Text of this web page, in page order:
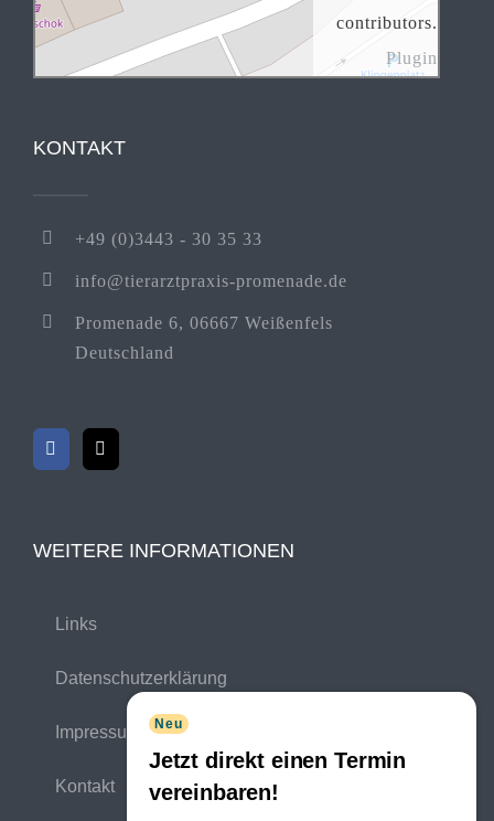
Neu
Jetzt direkt einen Termin
vereinbaren!
contributors.
Plugin
KONTAKT
+49 (0)3443 - 30 35 33
info@tierarztpraxis-promenade.de
Promenade 6, 06667 Weißenfels
Deutschland
WEITERE INFORMATIONEN
Links
Datenschutzerklärung
Impressum
Kontakt